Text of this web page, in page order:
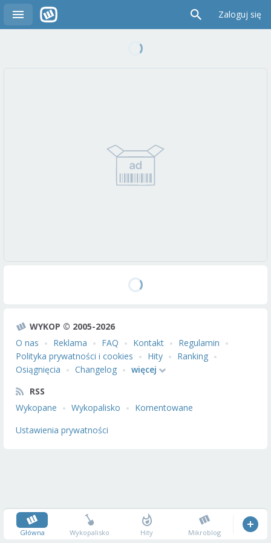
Zaloguj się
WYKOP © 2005-2026
O nas
Reklama FAQ Kontakt
Regulamin
Polityka prywatności i cookies
Hity
Ranking
Osiągnięcia
Changelog
więcej
RSS
Wykopane
Wykopalisko
Komentowane
Ustawienia prywatności
Główna Wykopalisko Hity Mikroblog